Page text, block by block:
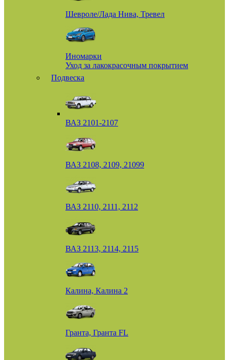
Шевроле/Лада Нива, Тревел
Иномарки
Уход за лакокрасочным покрытием
Подвеска
ВАЗ 2101-2107
ВАЗ 2108, 2109, 21099
ВАЗ 2110, 2111, 2112
ВАЗ 2113, 2114, 2115
Калина, Калина 2
Гранта, Гранта FL